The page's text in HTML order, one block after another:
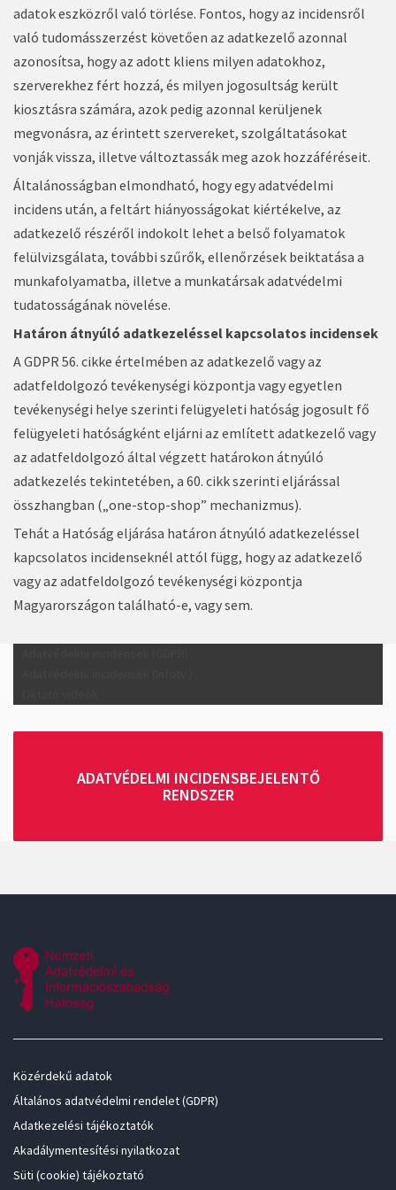
adatok eszközről való törlése. Fontos, hogy az incidensről
való tudomásszerzést követően az adatkezelő azonnal
azonosítsa, hogy az adott kliens milyen adatokhoz,
szerverekhez fért hozzá, és milyen jogosultság került
kiosztásra számára, azok pedig azonnal kerüljenek
megvonásra, az érintett szervereket, szolgáltatásokat
vonják vissza, illetve változtassák meg azok hozzáféréseit.
Általánosságban elmondható, hogy egy adatvédelmi
incidens után, a feltárt hiányosságokat kiértékelve, az
adatkezelő részéről indokolt lehet a belső folyamatok
felülvizsgálata, további szűrők, ellenőrzések beiktatása a
munkafolyamatba, illetve a munkatársak adatvédelmi
tudatosságának növelése.
Határon átnyúló adatkezeléssel kapcsolatos incidensek
A GDPR 56. cikke értelmében az adatkezelő vagy az
adatfeldolgozó tevékenységi központja vagy egyetlen
tevékenységi helye szerinti felügyeleti hatóság jogosult fő
felügyeleti hatóságként eljárni az említett adatkezelő vagy
az adatfeldolgozó által végzett határokon átnyúló
adatkezelés tekintetében, a 60. cikk szerinti eljárással
összhangban („one-stop-shop” mechanizmus).
Tehát a Hatóság eljárása határon átnyúló adatkezeléssel
kapcsolatos incidenseknél attól függ, hogy az adatkezelő
vagy az adatfeldolgozó tevékenységi központja
Magyarországon található-e, vagy sem.
ADATVÉDELMI INCIDENSBEJELENTŐ
RENDSZER
Közérdekű adatok
Általános adatvédelmi rendelet (GDPR)
Adatkezelési tájékoztatók
Akadálymentesítési nyilatkozat
Süti (cookie) tájékoztató